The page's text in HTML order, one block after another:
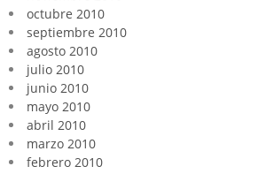
octubre 2010
septiembre 2010
agosto 2010
julio 2010
junio 2010
mayo 2010
abril 2010
marzo 2010
febrero 2010